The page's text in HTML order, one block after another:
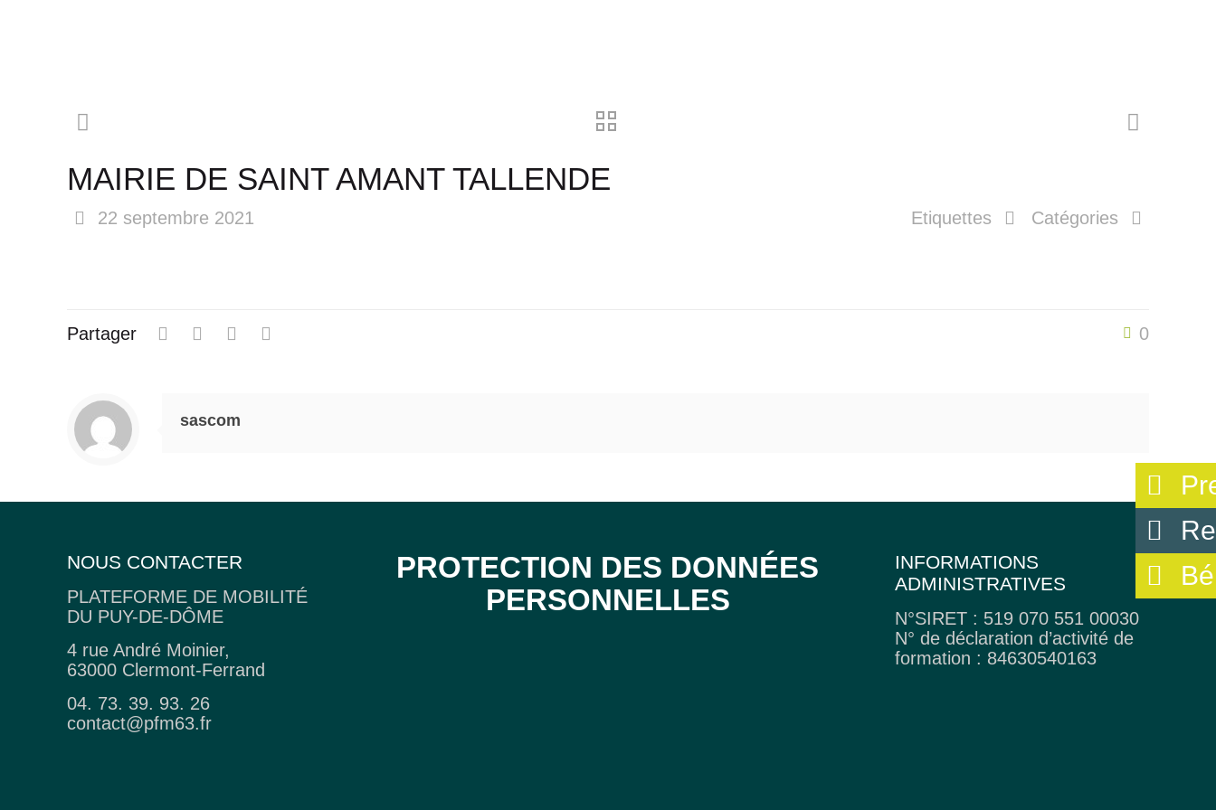
MAIRIE DE SAINT AMANT TALLENDE
22 septembre 2021 Catégories
Etiquettes
Partager 0
sascom
NOUS CONTACTER
PLATEFORME DE MOBILITÉ
DU PUY-DE-DÔME
4 rue André Moinier,
63000 Clermont-Ferrand
04. 73. 39. 93. 26
contact@pfm63.fr
PROTECTION DES DONNÉES
PERSONNELLES
INFORMATIONS
ADMINISTRATIVES
N°SIRET : 519 070 551 00030
N° de déclaration d’activité de
formation : 84630540163